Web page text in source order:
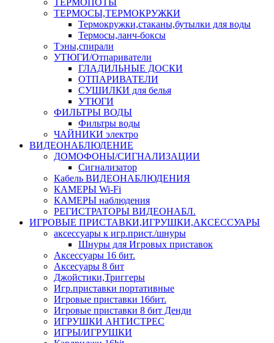
ТЕРМОПОТЫ
ТЕРМОСЫ,ТЕРМОКРУЖКИ
Термокружки,стаканы,бутылки для воды
Термосы,ланч-боксы
Тэны,спирали
УТЮГИ/Отпариватели
ГЛАДИЛЬНЫЕ ДОСКИ
ОТПАРИВАТЕЛИ
СУШИЛКИ для белья
УТЮГИ
ФИЛЬТРЫ ВОДЫ
Фильтры воды
ЧАЙНИКИ электро
ВИДЕОНАБЛЮДЕНИЕ
ДОМОФОНЫ/СИГНАЛИЗАЦИИ
Сигнализатор
Кабель ВИДЕОНАБЛЮДЕНИЯ
КАМЕРЫ Wi-Fi
КАМЕРЫ наблюдения
РЕГИСТРАТОРЫ ВИДЕОНАБЛ.
ИГРОВЫЕ ПРИСТАВКИ,ИГРУШКИ,АКСЕССУАРЫ
аксесcуары к игр.прист./шнуры
Шнуры для Игровых приставок
Аксессуары 16 бит.
Аксесуары 8 бит
Джойстики,Триггеры
Игр.приставки портативные
Игровые приставки 16бит.
Игровые приставки 8 бит Денди
ИГРУШКИ АНТИСТРЕС
ИГРЫ/ИГРУШКИ